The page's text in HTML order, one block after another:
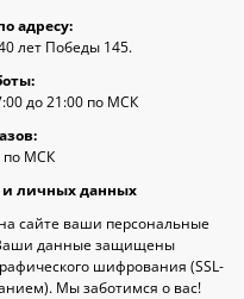
адресу:
лет Победы 145.
до 21:00 по МСК
по МСК
и личных данных
сайте ваши персональные
данные защищены
шифрования (SSL-
Мы заботимся о вас!